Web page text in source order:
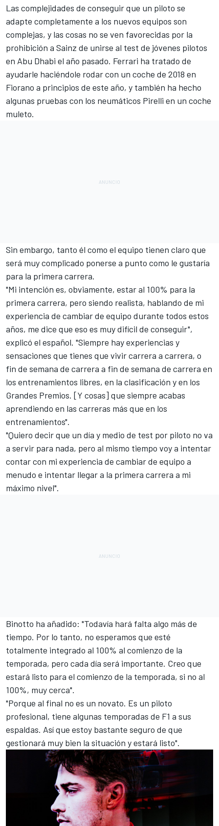
Las complejidades de conseguir que un piloto se
adapte completamente a los nuevos equipos son
complejas, y las cosas no se ven favorecidas por la
prohibición a Sainz de unirse al test de jóvenes pilotos
en Abu Dhabi el año pasado. Ferrari ha tratado de
ayudarle haciéndole rodarcon un coche de 2018 en
Fiorano a principios de este año, y también ha hecho
algunas pruebas con los neumáticos Pirelli en un coche
muleto.
Sin embargo, tanto él como el equipo tienen claro que
será muy complicado ponerse a punto como le gustaría
para la primera carrera.
"Mi intención es, obviamente, estar al 100% para la
primera carrera, pero siendo realista, hablando de mi
experiencia de cambiar de equipo durante todos estos
años, me dice que eso es muy difícil de conseguir",
explicó el español. "Siempre hay experiencias y
sensaciones que tienes que vivir carrera a carrera, o
fin de semana de carrera a fin de semana de carrera en
los entrenamientos libres, en la clasificación y en los
Grandes Premios. [Y cosas] que siempre acabas
aprendiendo en las carreras más que en los
entrenamientos".
"Quiero decir que un día y medio de test por piloto no va
a servir para nada, pero al mismo tiempo voy a intentar
contar con mi experiencia de cambiar de equipo a
menudo e intentar llegar a la primera carrera a mi
máximo nivel".
Binotto ha añadido: "Todavía hará falta algo más de
tiempo. Por lo tanto, no esperamos que esté
totalmente integrado al 100% al comienzo de la
temporada, pero cada día será importante. Creo que
estará listo para el comienzo de la temporada, si no al
100%, muy cerca".
"Porque al final no es un novato. Es un piloto
profesional, tiene algunas temporadas de F1 a sus
espaldas. Así que estoy bastante seguro de que
gestionará muy bien la situación y estará listo".